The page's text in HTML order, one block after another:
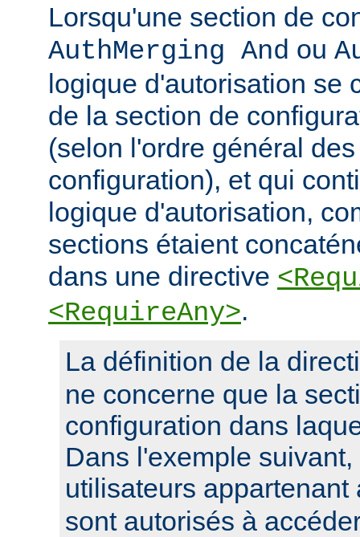
Lorsqu'une section de
AuthMerging And ou
logique d'autorisation se
de la section de
(selon l'ordre général
configuration), et qui
logique d'autorisation,
sections étaient
dans une directive
<RequireAny>.
La définition de la
ne concerne que la
configuration dans
Dans l'exemple
utilisateurs
sont autorisés à